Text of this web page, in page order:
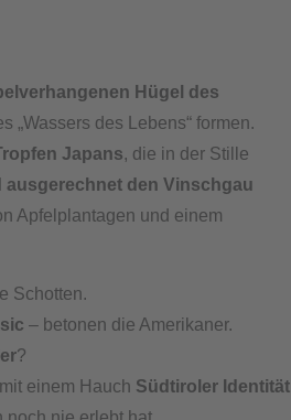
Hügel des
„Wassers des Lebens“ formen.
Japans, die in der Stille
ausgerechnet den Vinschgau
Apfelplantagen und einem
Schotten.
– betonen die Amerikaner.
?
einem Hauch Südtiroler Identität